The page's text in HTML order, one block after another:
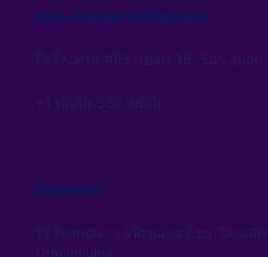
San Juan de la Maguana
C/ Duarte #85 Apart 1B, San
+1 (809) 557 9660
Barahona
C/ Francisco Vázquez Ezq.
Dominicana.